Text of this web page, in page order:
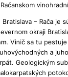
– Rača je
okraji
Vinič sa tu
a
Geologickým